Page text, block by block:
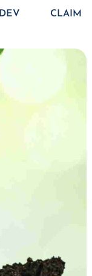
CLAIM